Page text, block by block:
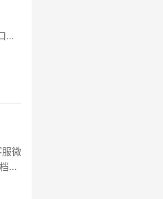
微
微
口